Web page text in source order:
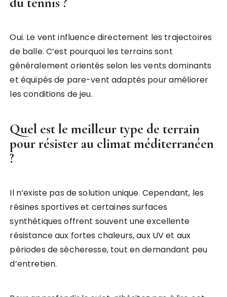
Oui. Le vent influence directement les trajectoires
de balle. C’est pourquoi les terrains sont
généralement orientés selon les vents dominants
et équipés de pare-vent adaptés pour améliorer
les conditions de jeu.
Quel est le meilleur type de terrain
pour résister au climat méditerranéen
?
Il n’existe pas de solution unique. Cependant, les
résines sportives et certaines surfaces
synthétiques offrent souvent une excellente
résistance aux fortes chaleurs, aux UV et aux
périodes de sécheresse, tout en demandant peu
d’entretien.